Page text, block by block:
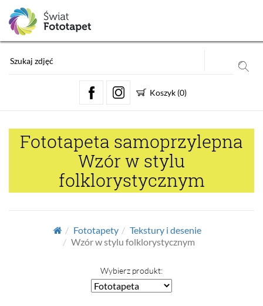
Koszyk (0)
Fototapeta samoprzylepna
Wzór w stylu
folklorystycznym
Fototapety
Tekstury i desenie
Wzór w stylu folklorystycznym
Wybierz produkt: